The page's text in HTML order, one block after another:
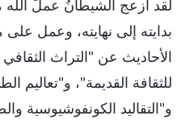
لقد أزعج الشيطانُ عملَ الله
بدايته إلى نهايته، وعمل
الأحاديث عن "التراث
للثقافة القديمة"، و"تعاليم
و"التقاليد الكونفوشيوسية